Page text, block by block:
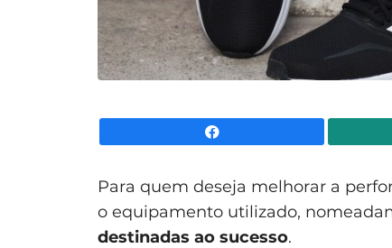
Para quem deseja melhorar a
o equipamento utilizado,
destinadas ao sucesso.